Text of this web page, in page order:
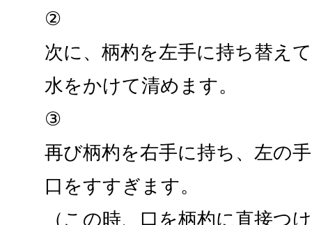
②
次に、柄杓を左手に持ち替え
水をかけて清めます。
③
再び柄杓を右手に持ち、左の
口をすすぎます。
（この時、口を柄杓に直接つ